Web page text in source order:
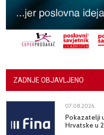
ZADNJE OBJAVLJENO
07.08.2026.
Pokazatelji
Hrvatske u